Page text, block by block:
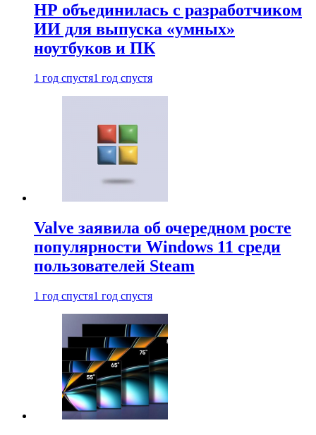
HP объединилась с разработчиком
ИИ для выпуска «умных»
ноутбуков и ПК
1 год спустя1 год спустя
Valve заявила об очередном росте
популярности Windows 11 среди
пользователей Steam
1 год спустя1 год спустя